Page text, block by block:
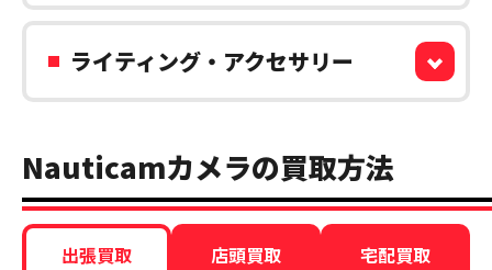
ライティング・アクセサリー
Nauticamカメラの買取方法
出張買取 店頭買取 宅配買取